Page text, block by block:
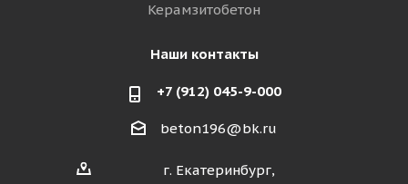
Керамзитобетон
Наши контакты
+7 (912) 045-9-000
beton196@bk.ru
г. Екатеринбург,